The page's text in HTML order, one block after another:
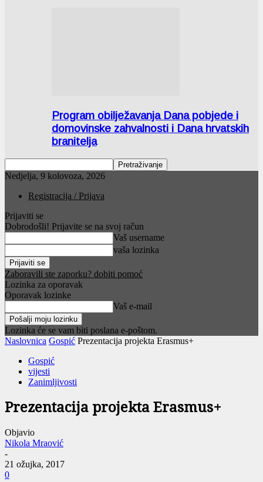
Program obilježavanja Dana pobjede i
domovinske zahvalnosti i Dana hrvatskih
branitelja
Nedjelja, 9 kolovoza, 2026
Registracija / Prijava
Prijaviti se
Dobrodošli! Prijavite se na svoj račun
Vaš username
vaša lozinka
Zaboravili ste zaporku? dobiti pomoć
Lozinka za oporavak
Oporavak lozinke
Vaš e-mail
Lozinka će se vam biti poslana e-poštom.
Naslovnica Gospić Prezentacija projekta Erasmus+
Gospić
vijesti
Zanimljivosti
Prezentacija projekta Erasmus+
Objavio
Nikola Mraović
-
21 ožujka, 2017
0